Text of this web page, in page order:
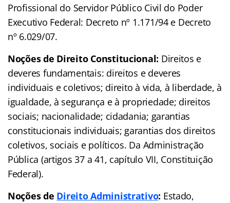
Profissional do Servidor Público Civil do Poder
Executivo Federal: Decreto nº 1.171/94 e Decreto
nº 6.029/07.
Noções de Direito Constitucional: Direitos e
deveres fundamentais: direitos e deveres
individuais e coletivos; direito à vida, à liberdade, à
igualdade, à segurança e à propriedade; direitos
sociais; nacionalidade; cidadania; garantias
constitucionais individuais; garantias dos direitos
coletivos, sociais e políticos. Da Administração
Pública (artigos 37 a 41, capítulo VII, Constituição
Federal).
Noções de Direito Administrativo: Estado,